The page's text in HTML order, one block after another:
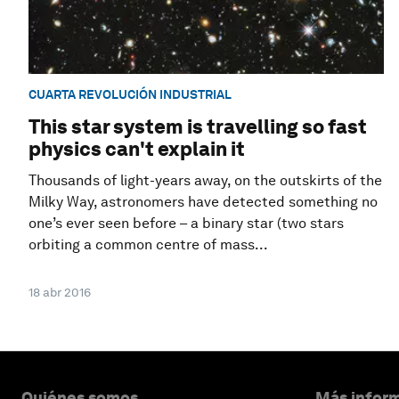
CUARTA REVOLUCIÓN INDUSTRIAL
This star system is travelling so fast
physics can't explain it
Thousands of light-years away, on the outskirts of the
Milky Way, astronomers have detected something no
one’s ever seen before – a binary star (two stars
orbiting a common centre of mass...
18 abr 2016